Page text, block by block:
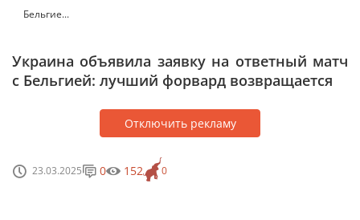
Бельгие...
Украина объявила заявку на ответный матч
с Бельгией: лучший форвард возвращается
Отключить рекламу
23.03.2025 0
0 152